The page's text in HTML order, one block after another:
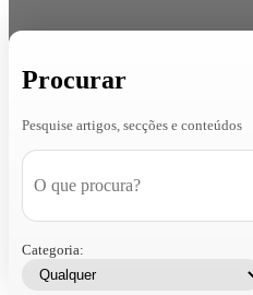
Procurar
Pesquise artigos, secções e conteúdos
Categoria: